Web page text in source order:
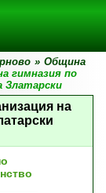
» Община
гимназия по
Златарски
на